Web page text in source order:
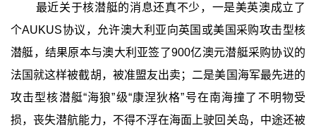
最近关于核潜艇的消息还真不少，一是美英澳成立了
个AUKUS协议，允许澳大利亚向英国或美国采购攻击型核
潜艇，结果原本与澳大利亚签了900亿澳元潜艇采购协议的
法国就这样被截胡，被准盟友出卖；二是美国海军最先进的
攻击型核潜艇“海狼”级“康涅狄格”号在南海撞了不明物受
损，丧失潜航能力，不得不浮在海面上驶回关岛，中途还被